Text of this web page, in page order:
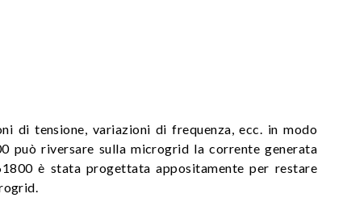
di tensione, variazioni di frequenza, ecc. in modo
può riversare sulla microgrid la corrente generata
è stata progettata appositamente per restare